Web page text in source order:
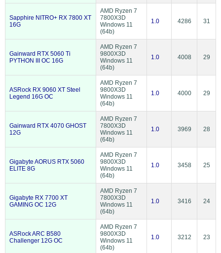
Sapphire NITRO+ RX 7800 XT
16G
AMD Ryzen 7
7800X3D
Windows 11
(64b)
1.0 4286 31
Gainward RTX 5060 Ti
PYTHON III OC 16G
AMD Ryzen 7
9800X3D
Windows 11
(64b)
1.0 4008 29
ASRock RX 9060 XT Steel
Legend 16G OC
AMD Ryzen 7
9800X3D
Windows 11
(64b)
1.0 4000 29
Gainward RTX 4070 GHOST
12G
AMD Ryzen 7
7800X3D
Windows 11
(64b)
1.0 3969 28
Gigabyte AORUS RTX 5060
ELITE 8G
AMD Ryzen 7
9800X3D
Windows 11
(64b)
1.0 3458 25
Gigabyte RX 7700 XT
GAMING OC 12G
AMD Ryzen 7
7800X3D
Windows 11
(64b)
1.0 3416 24
ASRock ARC B580
Challenger 12G OC
AMD Ryzen 7
9800X3D
Windows 11
(64b)
1.0 3212 23